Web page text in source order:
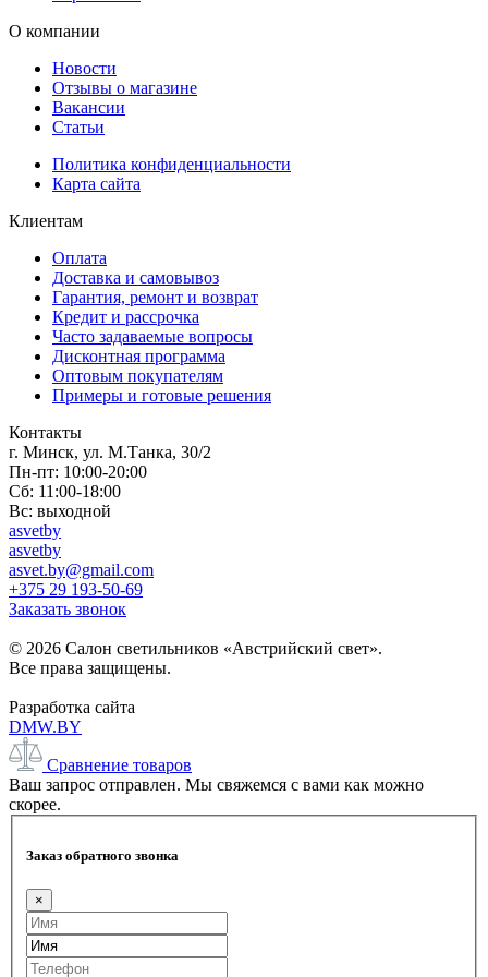
О компании
Новости
Отзывы о магазине
Вакансии
Статьи
Политика конфиденциальности
Карта сайта
Клиентам
Оплата
Доставка и самовывоз
Гарантия, ремонт и возврат
Кредит и рассрочка
Часто задаваемые вопросы
Дисконтная программа
Оптовым покупателям
Примеры и готовые решения
Контакты
г. Минск, ул. М.Танка, 30/2
Пн-пт: 10:00-20:00
Сб: 11:00-18:00
Вс: выходной
asvetby
asvetby
asvet.by@gmail.com
+375 29 193-50-69
Заказать звонок
© 2026 Салон светильников «Австрийский свет».
Все права защищены.
Разработка сайта
DMW.BY
Сравнение товаров
Ваш запрос отправлен. Мы свяжемся с вами как можно
скорее.
Заказ обратного звонка
×